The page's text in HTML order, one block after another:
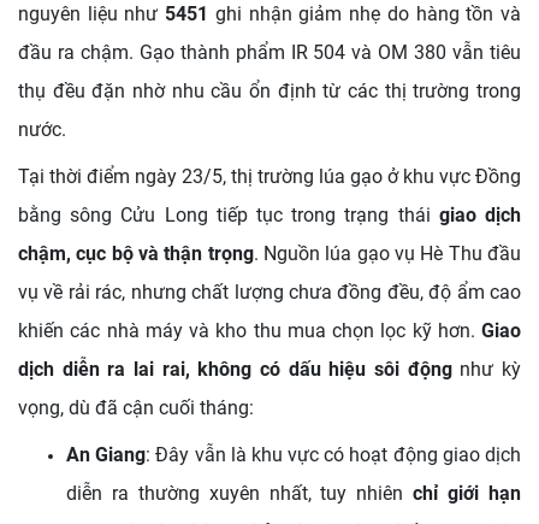
nguyên liệu như 5451 ghi nhận giảm nhẹ do hàng tồn và
đầu ra chậm. Gạo thành phẩm IR 504 và OM 380 vẫn tiêu
thụ đều đặn nhờ nhu cầu ổn định từ các thị trường trong
nước.
Tại thời điểm ngày 23/5, thị trường lúa gạo ở khu vực Đồng
bằng sông Cửu Long tiếp tục trong trạng thái giao dịch
chậm, cục bộ và thận trọng. Nguồn lúa gạo vụ Hè Thu đầu
vụ về rải rác, nhưng chất lượng chưa đồng đều, độ ẩm cao
khiến các nhà máy và kho thu mua chọn lọc kỹ hơn. Giao
dịch diễn ra lai rai, không có dấu hiệu sôi độngnhư kỳ
vọng, dù đã cận cuối tháng:
An Giang: Đây vẫn là khu vực có hoạt động giao dịch
diễn ra thường xuyên nhất, tuy nhiênchỉ giới hạn